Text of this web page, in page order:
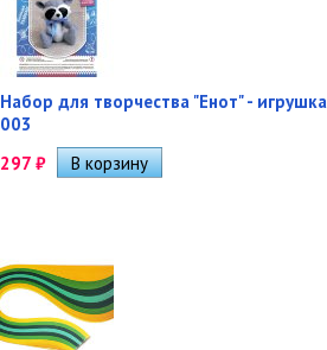
Набор для творчества "Енот" -
003
297 ₽